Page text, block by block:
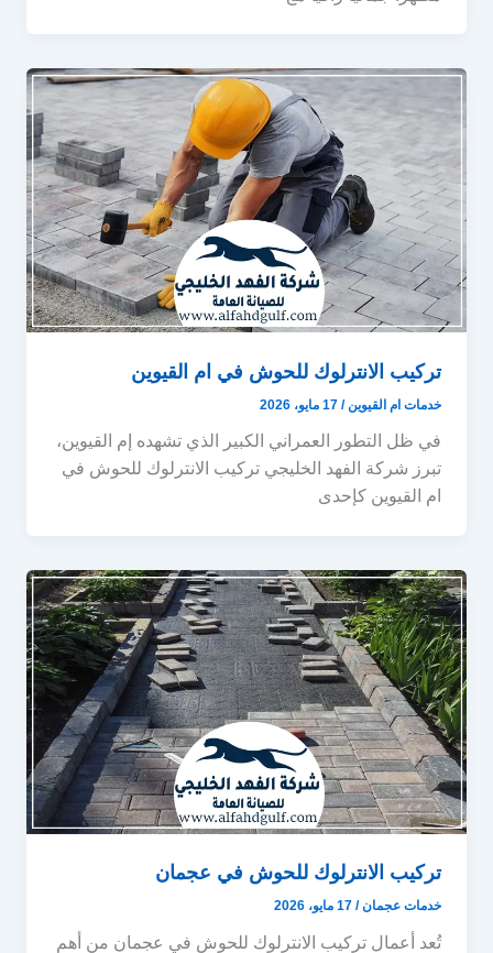
تركيب الانترلوك للحوش في ام القيوين
خدمات ام القيوين /17 مايو، 2026
في ظل التطور العمراني الكبير الذي تشهده إم القيوين،
تبرز شركة الفهد الخليجي تركيب الانترلوك للحوش في
ام القيوين كإحدى
تركيب الانترلوك للحوش في عجمان
خدمات عجمان/17 مايو، 2026
تُعد أعمال تركيب الانترلوك للحوش في عجمان من أهم